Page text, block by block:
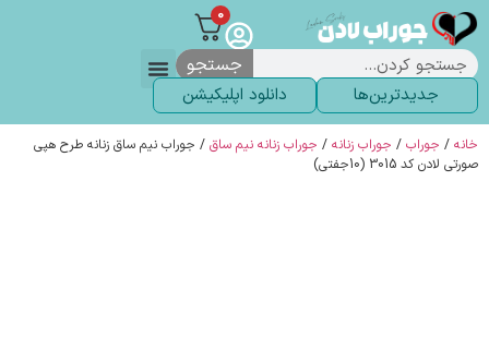
0
جستجو
جدیدترین‌ها دانلود اپلیکیشن
خانه / جوراب / جوراب زنانه / جوراب زنانه نیم ساق / جوراب نیم ساق زنانه طرح هپی
صورتی لادن کد 3015 (10جفتی)